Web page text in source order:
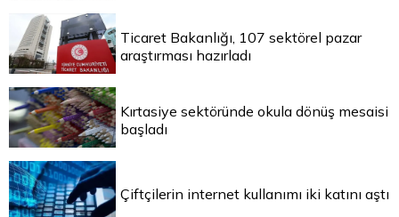
Ticaret Bakanlığı, 107 sektörel pazar
araştırması hazırladı
Kırtasiye sektöründe okula dönüş mesaisi
başladı
Çiftçilerin internet kullanımı iki katını aştı